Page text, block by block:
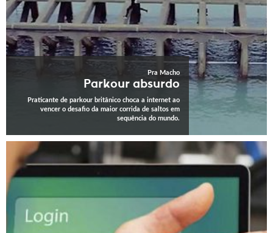
Pra Macho
Parkour absurdo
Praticante de parkour britânico choca a internet ao
vencer o desafio da maior corrida de saltos em
sequência do mundo.